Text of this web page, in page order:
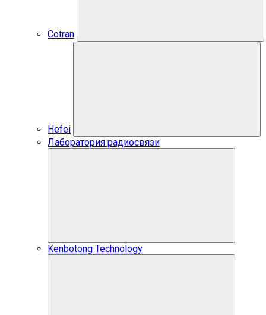
Cotran
Hefei
Лаборатория радиосвязи
Kenbotong Technology